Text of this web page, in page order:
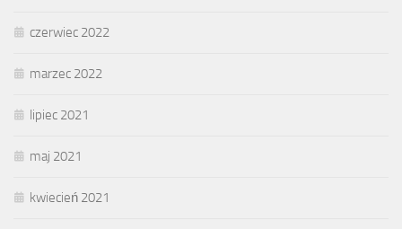
czerwiec 2022
marzec 2022
lipiec 2021
maj 2021
kwiecień 2021